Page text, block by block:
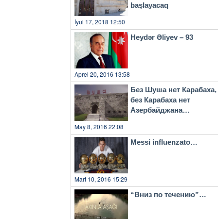
başlayacaq
İyul 17, 2018 12:50
Heydər Əliyev – 93
Aprel 20, 2016 13:58
Без Шуша нет Карабаха,
без Карабаха нет
Азербайджана…
May 8, 2016 22:08
Messi influenzato…
Mart 10, 2016 15:29
“Вниз по течению”…